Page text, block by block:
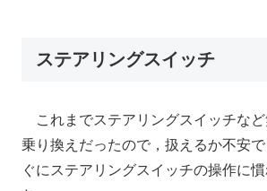
ステアリングスイッチ
これまでステアリングスイッチな
乗り換えだったので，扱えるか不安
ぐにステアリングスイッチの操作に